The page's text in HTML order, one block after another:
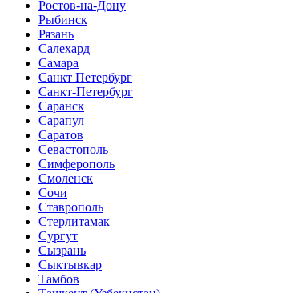
Ростов-на-Дону
Рыбинск
Рязань
Салехард
Самара
Санкт Петербург
Санкт-Петербург
Саранск
Сарапул
Саратов
Севастополь
Симферополь
Смоленск
Сочи
Ставрополь
Стерлитамак
Сургут
Сызрань
Сыктывкар
Тамбов